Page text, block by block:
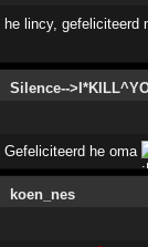
he lincy, gefeliciteerd
Silence--
Gefeliciteerd he oma
koen_nes